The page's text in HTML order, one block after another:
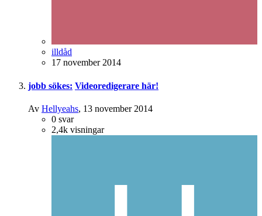
illdåd
17 november 2014
jobb sökes: Videoredigerare här!
Av Hellyeahs, 13 november 2014
0 svar
2,4k visningar